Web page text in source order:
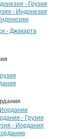
- Грузия
- Индонезия
- Джакарта
Иордании
- Грузия
- Иордания